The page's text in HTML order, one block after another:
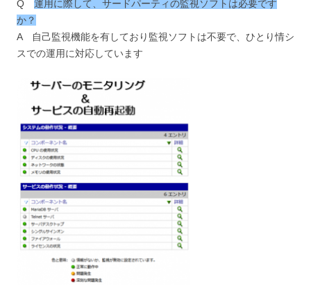
Q 運用に際して、サードパーティの監視ソフトは必要です
か？
A 自己監視機能を有しており監視ソフトは不要で、ひとり情シ
スでの運用に対応しています